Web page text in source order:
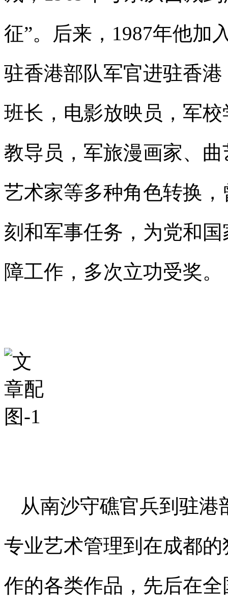
征”。后来，1987年他加
驻香港部队军官进驻香
班长，电影放映员，军
教导员，军旅漫画家、
艺术家等多种角色转换
刻和军事任务，为党和
障工作，多次立功受奖。
从南沙守礁官兵到驻
专业艺术管理到在成都
作的各类作品，先后在